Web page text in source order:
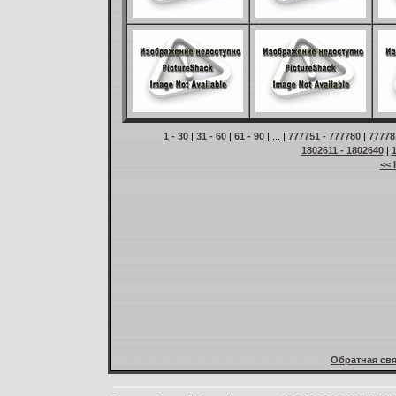
1 - 30 | 31 - 60 | 61 - 90 | ... | 777751 - 777780 |
1802611 - 1802640|
<<
Обратная